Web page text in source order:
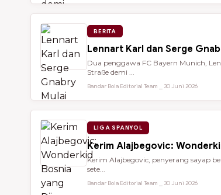
BERITA
Lennart Karl dan Serge
Dua penggawa FC Bayern Munich,
Straße demi ...
Bandar Bola Editorial Team ⎯ 30 Juni 2026
LIGA SPANYOL
Kerim Alajbegovic:
Kerim Alajbegovic, penyerang sayap
sete...
Bandar Bola Editorial Team ⎯ 30 Juni 2026